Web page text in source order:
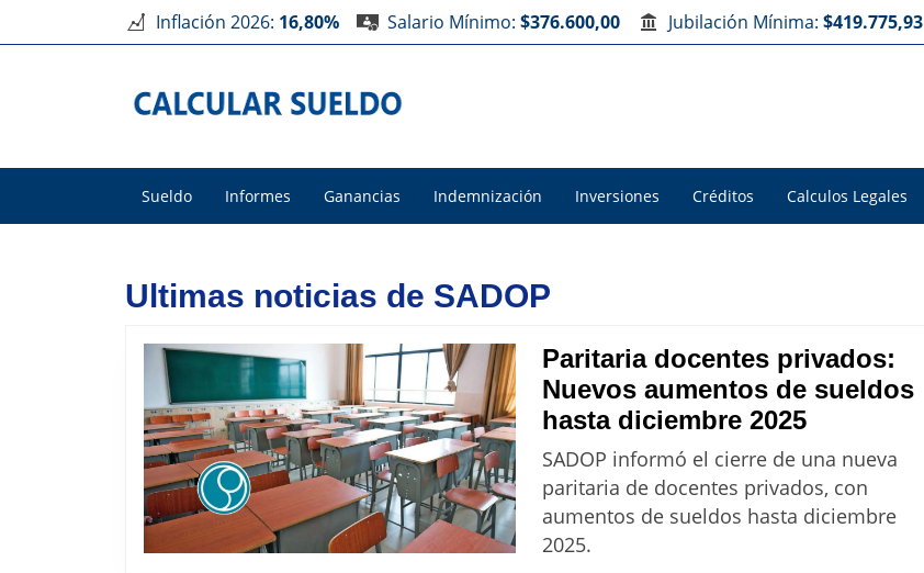
Inflación 2026: 16,80% Salario Mínimo: $376.600,00 Jubilación Mínima: $419.775,93
Sueldo Informes Ganancias Indemnización Inversiones Créditos Calculos Legales
Ultimas noticias de SADOP
Paritaria docentes privados:
Nuevos aumentos de sueldos
hasta diciembre 2025Paritaria
docentes
privados:
Nuevos
SADOP informó el cierre de una nueva
paritaria de docentes privados, con
aumentos de sueldos hasta diciembre
2025.